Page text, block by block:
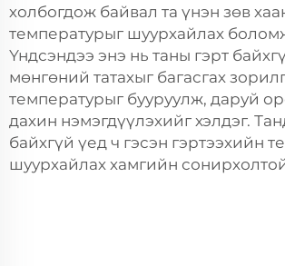
холбогдож байвал та үнэн зөв
температурыг шуурхайлах
Үндсэндээ энэ нь таны гэрт
мөнгөний татахыг багасгах
температурыг бууруулж, даруй
дахин нэмэгдүүлэхийг хэлдэг.
байхгүй үед ч гэсэн гэртээхийн
шуурхайлах хамгийн